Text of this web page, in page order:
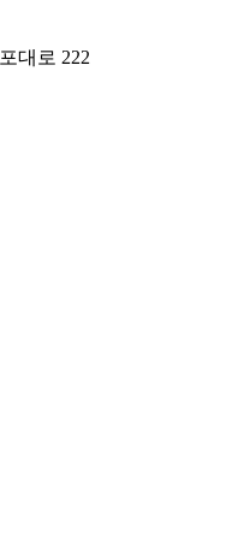
대로 222